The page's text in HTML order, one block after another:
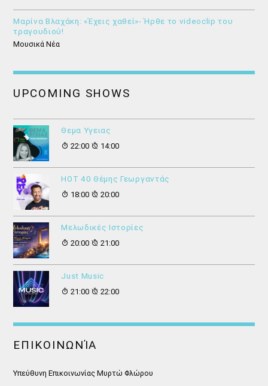
Μαρίνα Βλαχάκη: «Έχεις χαθεί»- Ήρθε το videoclip του
τραγουδιού!
Μουσικά Νέα
UPCOMING SHOWS
Θεμα Υγειας
22:00
14:00
HOT 40 Θέμης Γεωργαντάς
18:00
20:00
Μελωδικές Ιστορίες
20:00
21:00
Just Music
21:00
22:00
ΕΠΙΚΟΙΝΩΝΊΑ
Υπεύθυνη Επικοινωνίας Μυρτώ Φλώρου